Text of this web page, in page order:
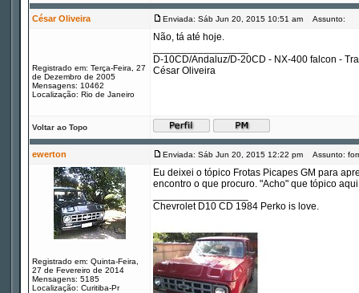
César Oliveira Enviada: Sáb Jun 20, 2015 10:51 am Assunto:
Registrado em: Terça-Feira, 27
de Dezembro de 2005
Mensagens: 10462
Localização: Rio de Janeiro
Não, tá até hoje.
D-10CD/Andaluz/D-20CD - NX-400 falcon -
César Oliveira
Voltar ao Topo
ewerton Enviada: Sáb Jun 20, 2015 12:22 pm Assunto:
Registrado em: Quinta-Feira,
27 de Fevereiro de 2014
Mensagens: 5185
Localização: Curitiba-Pr
Eu deixei o tópico Frotas Picapes GM para
encontro o que procuro. "Acho" que tópico
Chevrolet D10 CD 1984 Perko is love.